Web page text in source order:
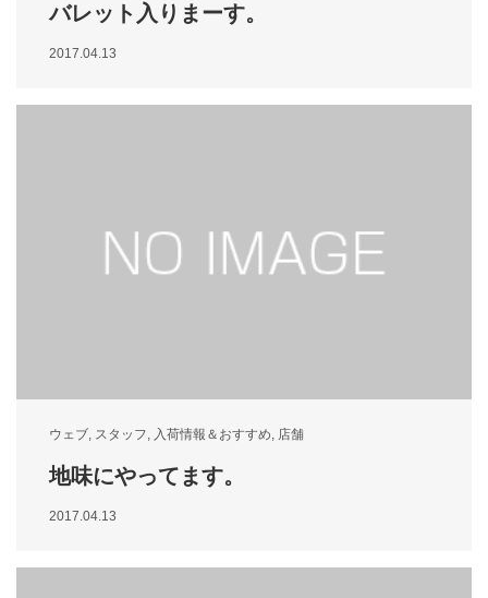
バレット入りまーす。
2017.04.13
ウェブ スタッフ 入荷情報＆おすすめ 店舗
地味にやってます。
2017.04.13